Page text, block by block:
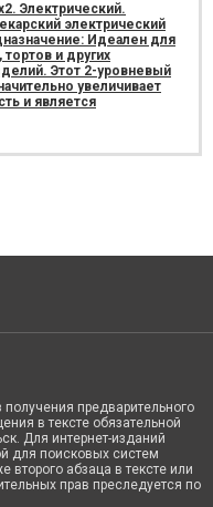
Электрический.
электрический
Идеален для
и других
Этот 2-уровневый
увеличивает
и является
предварительного
в тексте обязательной
Для интернет-изданий
для поисковых систем
второго абзаца в тексте или
прав преследуется по